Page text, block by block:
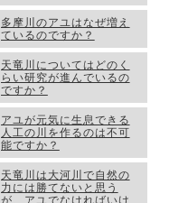
多摩川のアユはなぜ増え
ているのですか？
天竜川についてはどのく
らい研究が進んでいるの
ですか？
アユが元気に生息できる
人工の川を作るのは不可
能ですか？
天竜川は大河川で自然の
力には勝てないと思う
が、アユでなければいけ